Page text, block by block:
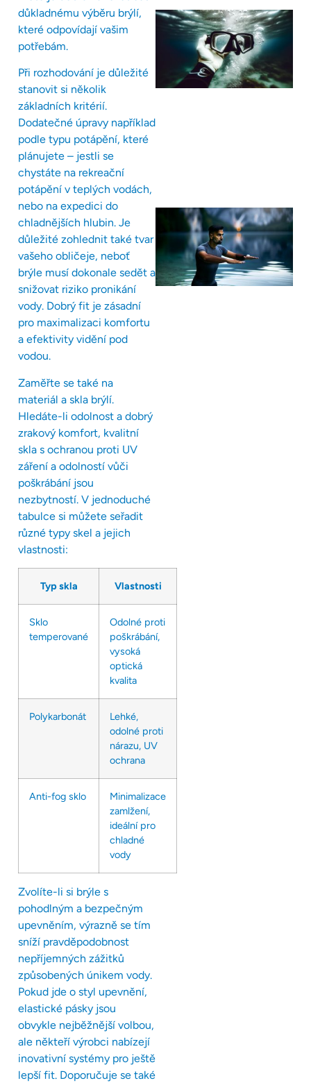
důkladnému výběru brýlí,
které odpovídají vašim
potřebám.
Při rozhodování je důležité
stanovit si několik
základních kritérií.
Dodatečné úpravy například
podle typu potápění, které
plánujete – jestli se
chystáte na rekreační
potápění v teplých vodách,
nebo na expedici do
chladnějších hlubin. Je
důležité zohlednit také tvar
vašeho obličeje, neboť
brýle musí dokonale sedět a
snižovat riziko pronikání
vody. Dobrý fit je zásadní
pro maximalizaci komfortu
a efektivity vidění pod
vodou.
Zaměřte se také na
materiál a skla brýlí.
Hledáte-li odolnost a dobrý
zrakový komfort, kvalitní
skla s ochranou proti UV
záření a odolností vůči
poškrábání jsou
nezbytností. V jednoduché
tabulce si můžete seřadit
různé typy skel a jejich
vlastnosti:
Typ skla Vlastnosti
Sklo
temperované
Odolné proti
poškrábání,
vysoká
optická
kvalita
Polykarbonát
Lehké,
odolné proti
nárazu, UV
ochrana
Anti-fog sklo
Minimalizace
zamlžení,
ideální pro
chladné
vody
Zvolíte-li si brýle s
pohodlným a bezpečným
upevněním, výrazně se tím
sníží pravděpodobnost
nepříjemných zážitků
způsobených únikem vody.
Pokud jde o styl upevnění,
elastické pásky jsou
obvykle nejběžnější volbou,
ale někteří výrobci nabízejí
inovativní systémy pro ještě
lepší fit. Doporučuje se také